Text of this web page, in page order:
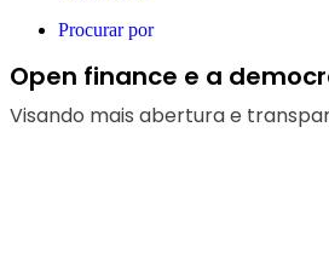
Procurar por
Open finance e a
Visando mais abertura e